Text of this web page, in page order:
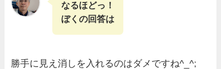
なるほどっ！
ぼくの回答は
勝手に見え消しを入れるのはダメですね^_^;